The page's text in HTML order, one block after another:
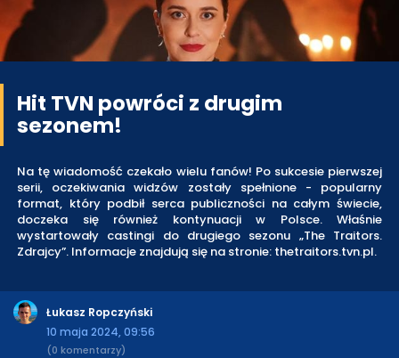
Hit TVN powróci z drugim
sezonem!
Na tę wiadomość czekało wielu fanów! Po sukcesie pierwszej
serii, oczekiwania widzów zostały spełnione - popularny
format, który podbił serca publiczności na całym świecie,
doczeka się również kontynuacji w Polsce. Właśnie
wystartowały castingi do drugiego sezonu „The Traitors.
Zdrajcy”. Informacje znajdują się na stronie: thetraitors.tvn.pl.
Łukasz Ropczyński
10 maja 2024, 09:56
(0 komentarzy)